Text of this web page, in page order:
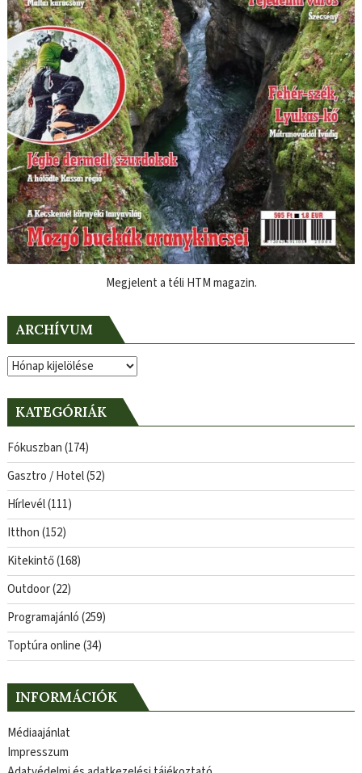
Megjelent a téli HTM magazin.
ARCHÍVUM
Archívum
KATEGÓRIÁK
Fókuszban(174)
Gasztro / Hotel(52)
Hírlevél(111)
Itthon(152)
Kitekintő(168)
Outdoor(22)
Programajánló(259)
Toptúra online(34)
INFORMÁCIÓK
Médiaajánlat
Impresszum